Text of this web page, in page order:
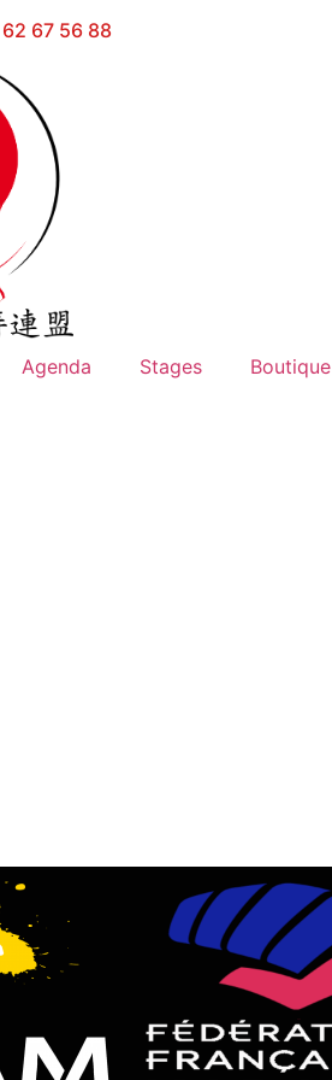
67 56 88
Agenda Stages Boutique